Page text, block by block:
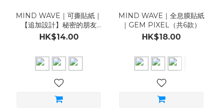
MIND WAVE｜可撕貼紙｜
【追加設計】秘密的朋友
（共3款）
HK$14.00
MIND WAVE｜全息膜貼紙
｜GEM PIXEL（共6款）
HK$18.00